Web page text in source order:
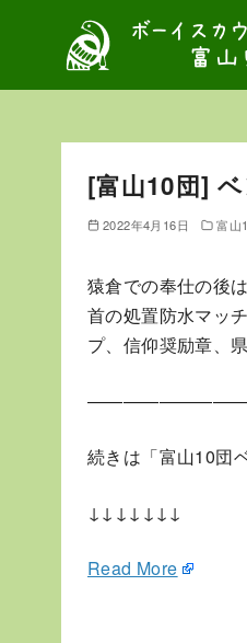
[富山10団]
2022年4月16日 富山
猿倉での奉仕の後
首の処置防水マッ
プ、信仰奨励章、
続きは「富山10団
↓↓↓↓↓↓↓
Read More